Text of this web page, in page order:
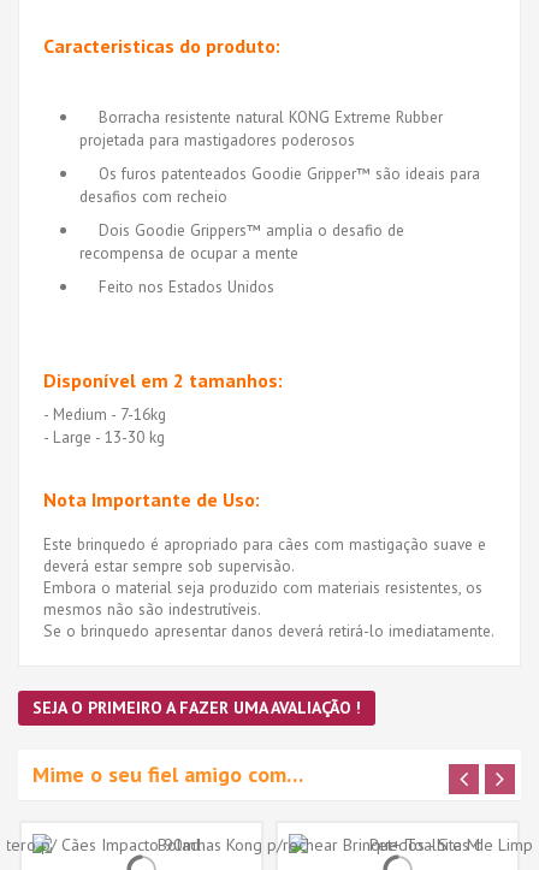
Caracteristicas do produto:
Borracha resistente natural KONG Extreme Rubber
projetada para mastigadores poderosos
Os furos patenteados Goodie Gripper™ são ideais para
desafios com recheio
Dois Goodie Grippers™ amplia o desafio de
recompensa de ocupar a mente
Feito nos Estados Unidos
Disponível em 2 tamanhos:
- Medium - 7-16kg
- Large - 13-30 kg
Nota Importante de Uso:
Este brinquedo é apropriado para cães com mastigação suave e
deverá estar sempre sob supervisão.
Embora o material seja produzido com materiais resistentes, os
mesmos não são indestrutíveis.
Se o brinquedo apresentar danos deverá retirá-lo imediatamente.
SEJA O PRIMEIRO A FAZER UMA AVALIAÇÃO !
Mime o seu fiel amigo com…